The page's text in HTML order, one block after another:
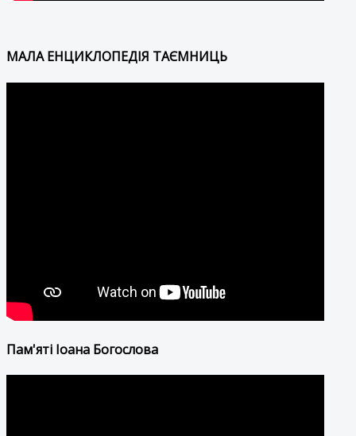
МАЛА ЕНЦИКЛОПЕДІЯ ТАЄМНИЦЬ
Пам'яті Іоана Богослова